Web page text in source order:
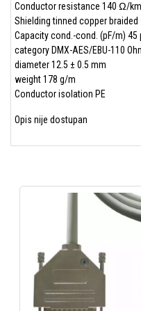
Conductor resistance 140 Ω/km
Shielding tinned copper braided
Capacity cond.-cond. (pF/m) 45
category DMX-AES/EBU-110
diameter 12.5 ± 0.5 mm
weight 178 g/m
Conductor isolation PE
Opis nije dostupan